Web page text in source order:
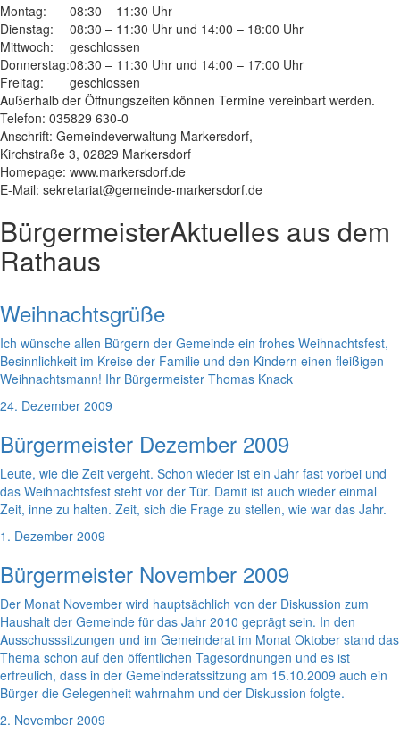
Montag:
08:30 – 11:30 Uhr
Dienstag:
08:30 – 11:30 Uhr und 14:00 – 18:00 Uhr
Mittwoch:
geschlossen
Donnerstag:08:30 – 11:30 Uhr und 14:00 – 17:00 Uhr
Freitag:
geschlossen
Außerhalb der Öffnungszeiten können Termine vereinbart werden.
Telefon: 035829 630-0
Anschrift: Gemeindeverwaltung Markersdorf,
Kirchstraße 3, 02829 Markersdorf
Homepage: www.markersdorf.de
E-Mail: sekretariat@gemeinde-markersdorf.de
BürgermeisterAktuelles aus dem
Rathaus
Weihnachtsgrüße
Ich wünsche allen Bürgern der Gemeinde ein frohes Weihnachtsfest,
Besinnlichkeit im Kreise der Familie und den Kindern einen fleißigen
Weihnachtsmann! Ihr Bürgermeister Thomas Knack
24. Dezember 2009
Bürgermeister Dezember 2009
Leute, wie die Zeit vergeht. Schon wieder ist ein Jahr fast vorbei und
das Weihnachtsfest steht vor der Tür. Damit ist auch wieder einmal
Zeit, inne zu halten. Zeit, sich die Frage zu stellen, wie war das Jahr.
1. Dezember 2009
Bürgermeister November 2009
Der Monat November wird hauptsächlich von der Diskussion zum
Haushalt der Gemeinde für das Jahr 2010 geprägt sein. In den
Ausschusssitzungen und im Gemeinderat im Monat Oktober stand das
Thema schon auf den öffentlichen Tagesordnungen und es ist
erfreulich, dass in der Gemeinderatssitzung am 15.10.2009 auch ein
Bürger die Gelegenheit wahrnahm und der Diskussion folgte.
2. November 2009